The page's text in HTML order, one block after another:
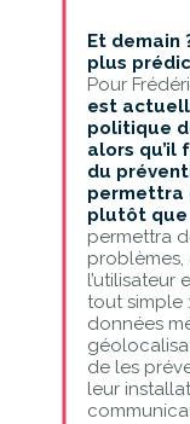
Et demain
plus
Pour
est
politique
alors qu’il
du
permettra
plutôt que
permettra
l’utilisateur
tout simple
données
de les
leur